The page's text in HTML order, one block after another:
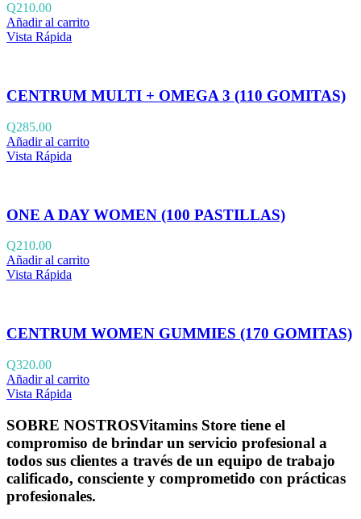
Q210.00
Añadir al carrito
Vista Rápida
CENTRUM MULTI + OMEGA 3 (110 GOMITAS)
Q285.00
Añadir al carrito
Vista Rápida
ONE A DAY WOMEN (100 PASTILLAS)
Q210.00
Añadir al carrito
Vista Rápida
CENTRUM WOMEN GUMMIES (170 GOMITAS)
Q320.00
Añadir al carrito
Vista Rápida
SOBRE NOSTROSVitamins Store tiene el
compromiso de brindar un servicio profesional a
todos sus clientes a través de un equipo de trabajo
calificado, consciente y comprometido con prácticas
profesionales.